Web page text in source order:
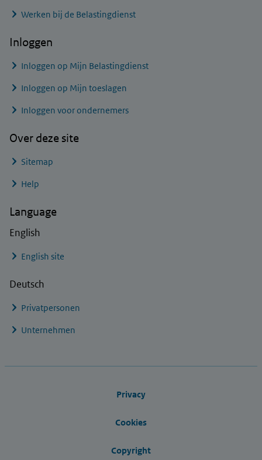
Werken bij de Belastingdienst
Inloggen
Inloggen op Mijn Belastingdienst
Inloggen op Mijn toeslagen
Inloggen voor ondernemers
Over deze site
Sitemap
Help
Language
English
English site
Deutsch
Privatpersonen
Unternehmen
Privacy
Cookies
Copyright